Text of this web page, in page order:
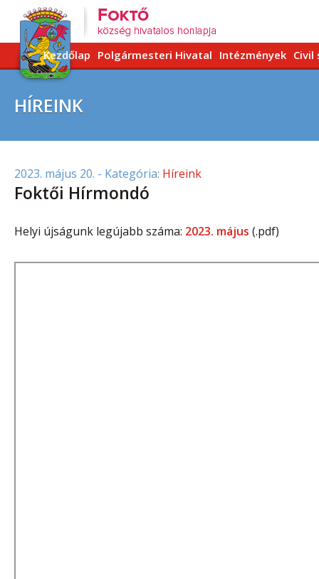
Kezdőlap Polgármesteri Hivatal Intézmények Civil
HÍREINK
2023. május 20. - Kategória: Híreink
Foktői Hírmondó
Helyi újságunk legújabb száma: 2023. május (.pdf)